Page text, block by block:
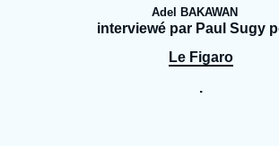
Se connecter
Adel BAKAWAN
interviewé par Paul Sugy
Le Figaro
.